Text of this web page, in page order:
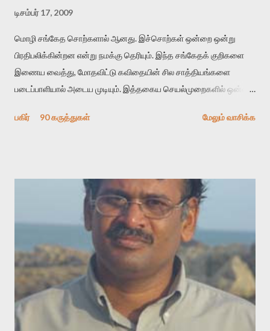
டிசம்பர் 17, 2009
மொழி சங்கேத சொற்களால் ஆனது. இச்சொற்கள் ஒன்றை ஒன்று
பிரதிபலிக்கின்றன என்று நமக்கு தெரியும். இந்த சங்கேதக் குறிகளை
இணைய வைத்து, மோதவிட்டு கவிதையின் சில சாத்தியங்களை
படைப்பாளியால் அடைய முடியும். இத்தகைய செயல்முறைகளில் ஒன்றை
காலத்தில் ஜாலவித்தைக்காரர்கள் வந்து போன பின் அவர்களின்
அதிகமாக்கும். கொல்லாது. ஒரு கனவை மீட்டெடுப்பதன் நோக்கம்
என்னவாக இருக்கும்? கவிதையின் அரூப இயக்கத்தை பொதுவயமாக
வடிக்க முயல்வதும் அதற்கே. கோயில் கருவறையின்
மென்வெளிச்சத்தில் நுண்பேசியின் படக்கருவியை இயக்கி சாத்தி
வைத்து விட்டு இயக்கத்தை அறிவோம். அறிதல் அபச்சாரமில்லை.
பயணப் படிமம் என்பது காக்னிடிவ் பொயடிக்ஸ் எனும் சமகால
விமர்சனத்தின் ஒரு முக்கிய கருவி. இக்கருவியை மனுஷ்யபுத்திரனின்
“காலை வணக்கங்கள்” எனும் ஒரு கவிதையில் சொருகப் போகிறோம்.
முதலில் கருவியை பழகுவோம். அன்றாட மொழியில் ஒன்று ம...
பகிர் 90 கருத்துகள் மேலும் வாசிக்க